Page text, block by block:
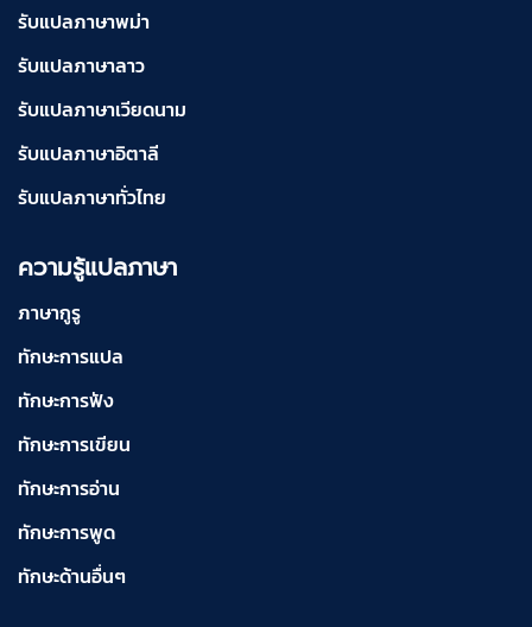
รับแปลภาษาพม่า
รับแปลภาษาลาว
รับแปลภาษาเวียดนาม
รับแปลภาษาอิตาลี
รับแปลภาษาทั่วไทย
ความรู้แปลภาษา
ภาษากูรู
ทักษะการแปล
ทักษะการฟัง
ทักษะการเขียน
ทักษะการอ่าน
ทักษะการพูด
ทักษะด้านอื่นๆ